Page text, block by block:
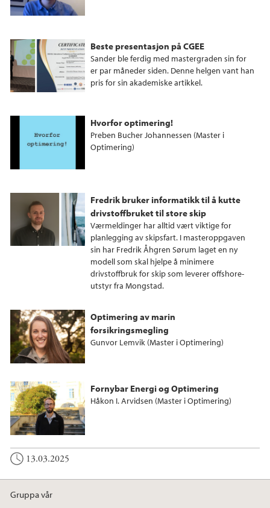
Beste presentasjon på CGEE
Sander ble ferdig med mastergraden sin for
er par måneder siden. Denne helgen vant han
pris for sin akademiske artikkel.
Hvorfor optimering!
Preben Bucher Johannessen (Master i
Optimering)
Fredrik bruker informatikk til å kutte
drivstoffbruket til store skip
Værmeldinger har alltid vært viktige for
planlegging av skipsfart. I masteroppgaven
sin har Fredrik Åhgren Sørum laget en ny
modell som skal hjelpe å minimere
drivstoffbruk for skip som leverer offshore-
utstyr fra Mongstad.
Optimering av marin
forsikringsmegling
Gunvor Lemvik (Master i Optimering)
Fornybar Energi og Optimering
Håkon I. Arvidsen (Master i Optimering)
13.03.2025
Gruppa vår